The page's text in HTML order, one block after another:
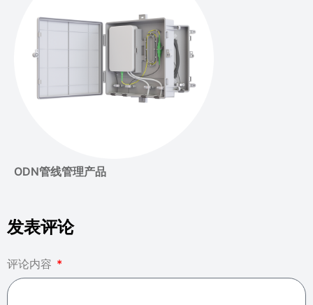
ODN管线管理产品
发表评论
评论内容